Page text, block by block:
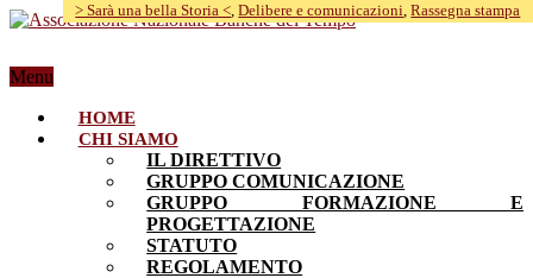
Menu
HOME
CHI SIAMO
IL DIRETTIVO
GRUPPO COMUNICAZIONE
GRUPPO FORMAZIONE E
PROGETTAZIONE
STATUTO
REGOLAMENTO
> Sarà una bella Storia <,Delibere e comunicazioni,Rassegna stampa
> Sarà una bella Storia <,Delibere e comunicazioni,Rassegna stampa
> Sarà una bella Storia <
> Sarà una bella Storia <,Delibere e comunicazioni,Rassegna stampa
> Sarà una bella Storia <,Delibere e comunicazioni,Rassegna stampa